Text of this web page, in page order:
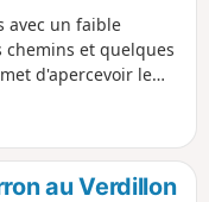
avec un faible
chemins et quelques
d'apercevoir le
au Verdillon